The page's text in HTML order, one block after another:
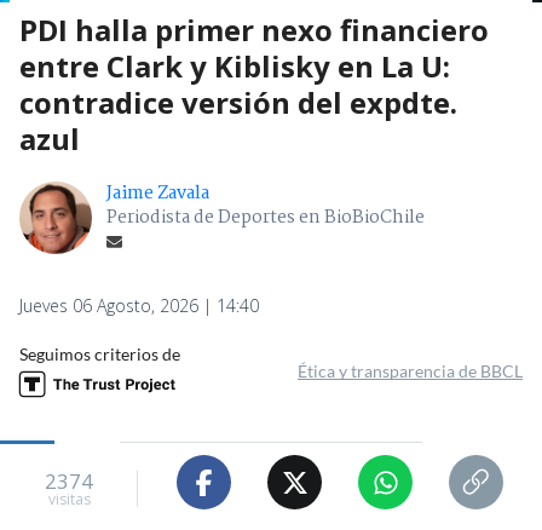
PDI halla primer nexo financiero
entre Clark y Kiblisky en La U:
contradice versión del expdte.
azul
Jaime Zavala
Periodista de Deportes en BioBioChile
Jueves 06 Agosto, 2026 | 14:40
Seguimos criterios de
Ética y transparencia de BBCL
2374
visitas